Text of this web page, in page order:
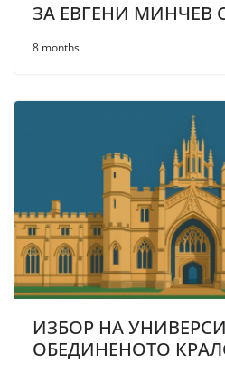
ЗА ЕВГЕНИ МИНЧЕВ
8 months
ИЗБОР НА
ОБЕДИНЕНОТО